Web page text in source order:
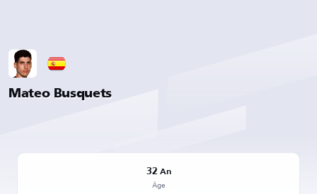
Mateo Busquets
32 An
Âge